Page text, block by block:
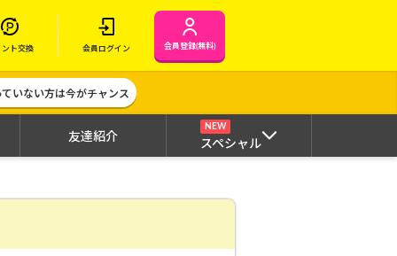
ント交換 会員ログイン 会員登録(無料)
いない方は今がチャンス
友達紹介
NEW
スペシャル